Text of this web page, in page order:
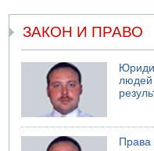
07.08.2026 11:05
07.08.2026 08:29
В Бат-Яме утонул
07.08.2026 08:29
Стрельба в школе
ЗАКОН И ПРАВО
людей
Права